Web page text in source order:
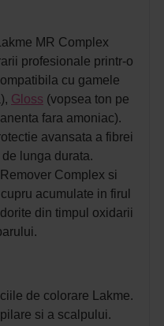
MR Complex
profesionale printr-o
cu gamele
Gloss (vopsea ton pe
fara amoniac).
avansata a fibrei
lunga durata.
Complex si
acumulate in firul
din timpul oxidarii
de colorare Lakme.
si a scalpului.